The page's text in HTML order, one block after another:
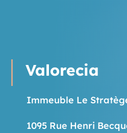
Valorecia
Immeuble Le
1095 Rue Henri